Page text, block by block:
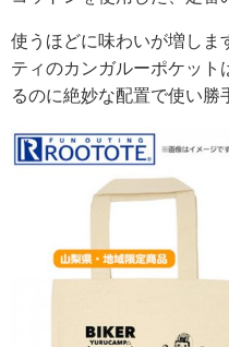
使うほどに味わいが増しま
ティのカンガルーポケット
るのに絶妙な配置で使い勝